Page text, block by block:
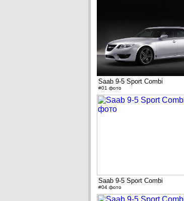
Saab 9-5 Sport Combi
#01 фото
Saab 9-5 Sport Combi
#04 фото